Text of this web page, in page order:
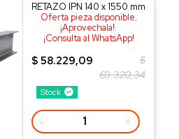
Stock
RETAZO IPN 140 x 1550 mm
Oferta pieza disponible.
¡Aprovechala!.
¡Consulta al WhatsApp!
$ 58.229,09
$
69.320,34
- +